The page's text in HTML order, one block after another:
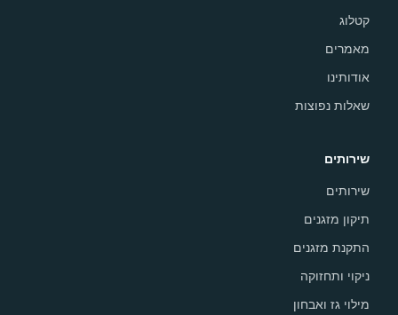
קטלוג
מאמרים
אודותינו
שאלות נפוצות
שירותים
שירותים
תיקון מזגנים
התקנת מזגנים
ניקוי ותחזוקה
מילוי גז ואבחון